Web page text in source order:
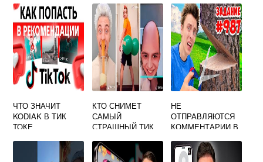
ХРАНИТСЯ?
ЧТО ЗНАЧИТ
KODIAK В ТИК
ТОКЕ
КТО СНИМЕТ
САМЫЙ
СТРАШНЫЙ ТИК
НЕ
ОТПРАВЛЯЮТСЯ
КОММЕНТАРИИ В